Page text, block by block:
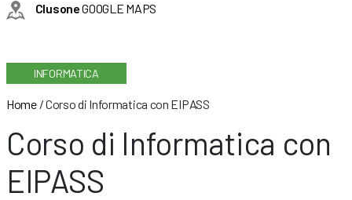
ClusoneGOOGLE MAPS
INFORMATICA
Home/Corso di Informatica con EIPASS
Corso di Informatica con
EIPASS